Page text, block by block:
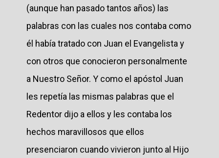
(aunque han pasado tantos años) las
palabras con las cuales nos contaba como
él había tratado con Juan el Evangelista y
con otros que conocieron personalmente
a Nuestro Señor. Y como el apóstol Juan
les repetía las mismas palabras que el
Redentor dijo a ellos y les contaba los
hechos maravillosos que ellos
presenciaron cuando vivieron junto al Hijo